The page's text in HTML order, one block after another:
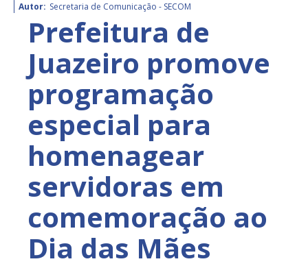
Autor: Secretaria de Comunicação - SECOM
Prefeitura de
Juazeiro promove
programação
especial para
homenagear
servidoras em
comemoração ao
Dia das Mães